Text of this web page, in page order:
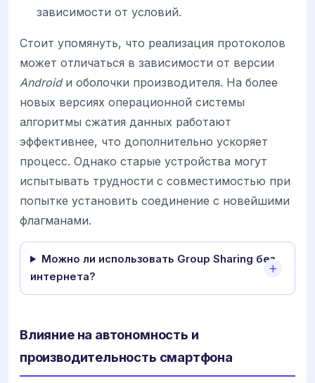
зависимости от условий.
Стоит упомянуть, что реализация протоколов
может отличаться в зависимости от версии
Androidи оболочки производителя. На более
новых версиях операционной системы
алгоритмы сжатия данных работают
эффективнее, что дополнительно ускоряет
процесс. Однако старые устройства могут
испытывать трудности с совместимостью при
попытке установить соединение с новейшими
флагманами.
Можно ли использовать Group Sharing без
интернета?
Влияние на автономность и
производительность смартфона